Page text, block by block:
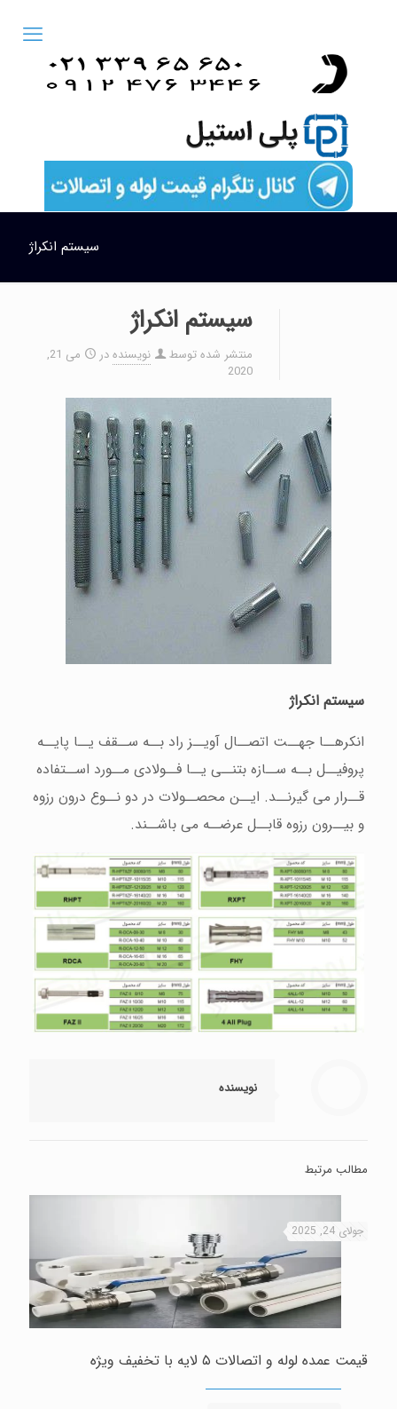
سیستم انکراژ
سیستم انکراژ
منتشر شده توسط نویسندهدر
می 21,
2020
سیستم انکراژ
انکرهــا جهــت اتصــال آویــز راد بــه ســقف یــا پایــه
پروفیــل بــه ســازه بتنــی یــا فــولادی مــورد اســتفاده
قــرار می گیرنــد. ایــن محصــولات در دو نــوع درون رزوه
و بیــرون رزوه قابــل عرضــه می باشــند.
نویسنده
مطالب مرتبط
جولای 24, 2025
قیمت عمده لوله و اتصالات ۵ لایه با تخفیف ویژه